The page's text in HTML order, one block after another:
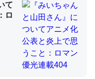
も不足してて両方に不
あって面白い。海に
はカルシウムを使わ
が違うのか？
＝「昆虫はなぜ海にいな
て
ロ